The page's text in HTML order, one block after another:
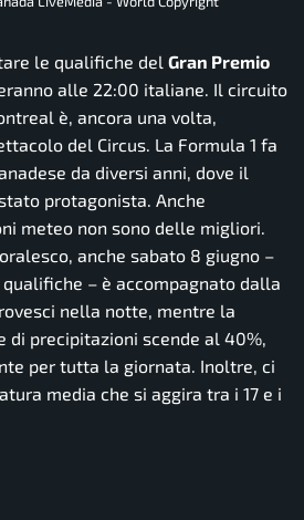
le qualifiche del Gran Premio
alle 22:00 italiane. Il circuito
è, ancora una volta,
del Circus. La Formula 1 fa
da diversi anni, dove il
protagonista. Anche
meteo non sono delle migliori.
anche sabato 8 giugno –
– è accompagnato dalla
nella notte, mentre la
di precipitazioni scende al 40%,
per tutta la giornata. Inoltre, ci
media che si aggira tra i 17 e i